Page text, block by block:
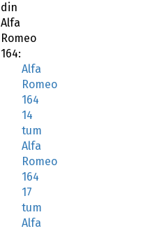
din
Alfa
Romeo
164:
Alfa
Romeo
164
14
tum
Alfa
Romeo
164
17
tum
Alfa